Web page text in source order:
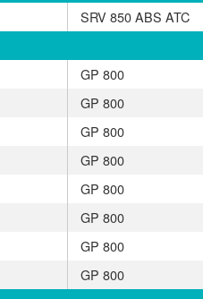
SRV 850 ABS ATC
GP 800
GP 800
GP 800
GP 800
GP 800
GP 800
GP 800
GP 800